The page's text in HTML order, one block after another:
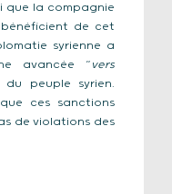
que la compagnie
de cet
syrienne a
avancée “ vers
du peuple syrien.
ces sanctions
de violations des